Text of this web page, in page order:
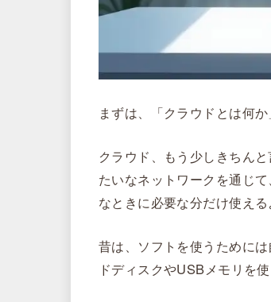
まずは、「クラウドとは何
クラウド、もう少しきちん
たいなネットワークを通じ
なときに必要な分だけ使え
昔は、ソフトを使うために
ドディスクやUSBメモリを